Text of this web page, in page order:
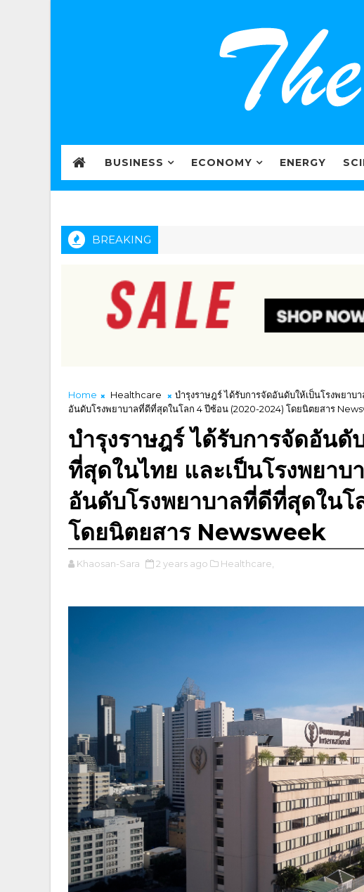
BUSINESS ECONOMY ENERGY
BREAKING
Home Healthcare
บำรุงราษฎร์ ได้รับการจัดอันดับให้เป็นโรงพยาบ
อันดับโรงพยาบาลที่ดีที่สุดในโลก 4 ปีซ้อน (2020-2024) โดยนิตยสาร
บำรุงราษฎร์ ได้รับการจัดอันดั
ที่สุดในไทย และเป็นโรงพยาบ
อันดับโรงพยาบาลที่ดีที่สุดใน
โดยนิตยสาร Newsweek
Khaosan-Sara 2 years ago Healthcare,